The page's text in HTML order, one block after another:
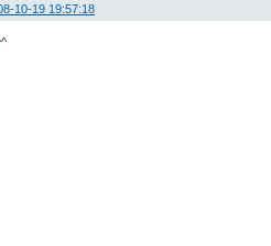
10-19 19:57:18